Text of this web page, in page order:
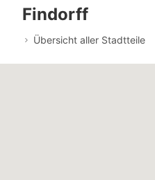
Findorff
Übersicht aller Stadtteile